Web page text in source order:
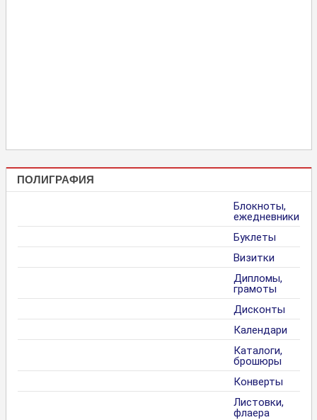
ПОЛИГРАФИЯ
Блокноты,
ежедневники
Буклеты
Визитки
Дипломы,
грамоты
Дисконты
Календари
Каталоги,
брошюры
Конверты
Листовки,
флаера